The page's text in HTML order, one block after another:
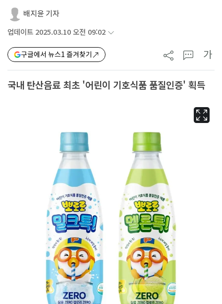
배지윤 기자
업데이트 2025.03.10 오전 09:02
구글에서 뉴스1 즐겨찾기 가
국내 탄산음료 최초 '어린이 기호식품 품질인증' 획득